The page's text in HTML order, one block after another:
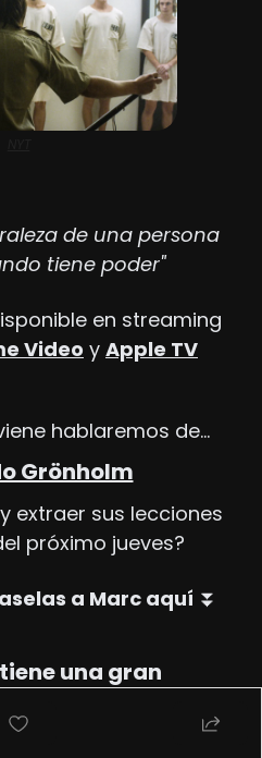
de una persona
tiene poder"
en streaming
Video y Apple TV
hablaremos de…
Grönholm
extraer sus lecciones
próximo jueves?
a Marc aquí ⏬
una gran
tu lección en